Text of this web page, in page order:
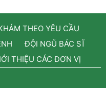
THEO YÊU CẦU
ĐỘI NGŨ BÁC SĨ
THIỆU CÁC ĐƠN VỊ